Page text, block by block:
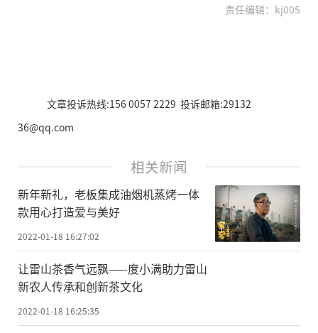
责任编辑：kj005
文章投诉热线:156 0057 2229 投诉邮箱:29132
36@qq.com
相关新闻
新年新礼，老板集成油烟机蒸烤一体
款用心打造爱与美好
2022-01-18 16:27:02
让雷山茶香气远飘——度小满助力雷山
新农人传承和创新茶文化
2022-01-18 16:25:35